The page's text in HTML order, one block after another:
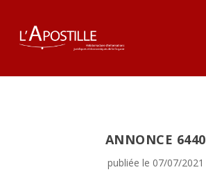
ANNONCE 6440
publiée le 07/07/2021